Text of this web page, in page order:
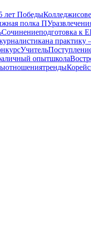
лет ПобедыКолледжи
полка ПУ
Сочинениеподготовка к
на
Учитель
личный опытшкола
отношениятренды